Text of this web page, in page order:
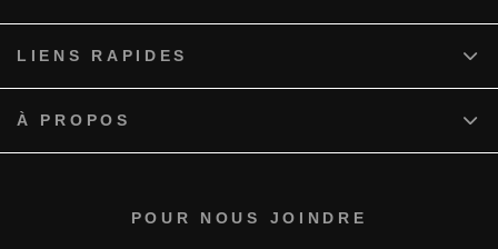
POUR NOUS JOINDRE
LIENS RAPIDES
À PROPOS